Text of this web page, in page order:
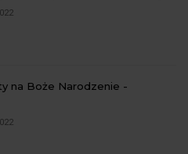
na Boże Narodzenie -